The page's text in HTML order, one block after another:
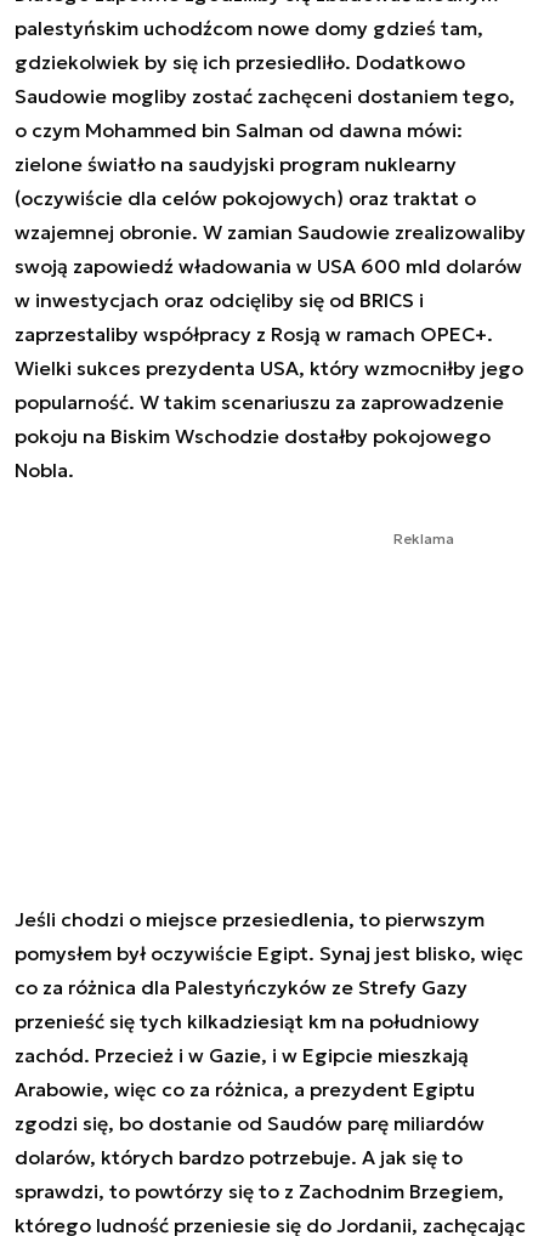
palestyńskim uchodźcom nowe domy gdzieś tam,
gdziekolwiek by się ich przesiedliło. Dodatkowo
Saudowie mogliby zostać zachęceni dostaniem tego,
o czym Mohammed bin Salman od dawna mówi:
zielone światło na saudyjski program nuklearny
(oczywiście dla celów pokojowych) oraz traktat o
wzajemnej obronie. W zamian Saudowie zrealizowaliby
swoją zapowiedź władowania w USA 600 mld dolarów
w inwestycjach oraz odcięliby się od BRICS i
zaprzestaliby współpracy z Rosją w ramach OPEC+.
Wielki sukces prezydenta USA, który wzmocniłby jego
popularność. W takim scenariuszu za zaprowadzenie
pokoju na Biskim Wschodzie dostałby pokojowego
Nobla.
Reklama
Jeśli chodzi o miejsce przesiedlenia, to pierwszym
pomysłem był oczywiście Egipt. Synaj jest blisko, więc
co za różnica dla Palestyńczyków ze Strefy Gazy
przenieść się tych kilkadziesiąt km na południowy
zachód. Przecież i w Gazie, i w Egipcie mieszkają
Arabowie, więc co za różnica, a prezydent Egiptu
zgodzi się, bo dostanie od Saudów parę miliardów
dolarów, których bardzo potrzebuje. A jak się to
sprawdzi, to powtórzy się to z Zachodnim Brzegiem,
którego ludność przeniesie się do Jordanii, zachęcając